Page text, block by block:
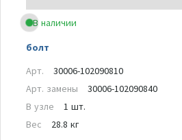
В наличии
болт
Арт.
30006-102090810
Арт. замены
30006-102090840
В узле
1 шт.
Вес
28.8 кг